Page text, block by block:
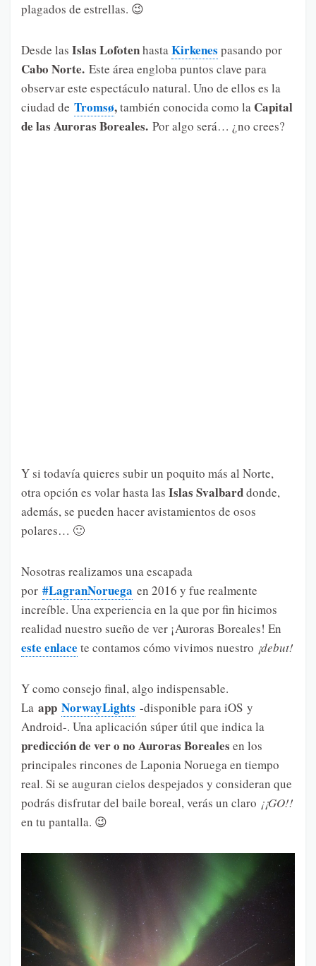
plagados de estrellas. 😉
Desde las Islas LofotenhastaKirkenes pasando por
Cabo Norte. Este área engloba puntos clave para
observar este espectáculo natural. Uno de ellos es la
ciudad de Tromsø,también conocida como la Capital
de las Auroras Boreales. Por algo será… ¿no crees?
Y si todavía quieres subir un poquito más al Norte,
otra opción es volar hasta las Islas Svalbarddonde,
además, se pueden hacer avistamientos de osos
polares… 🙂
Nosotras realizamos una escapada
por #LagranNoruega en 2016 y fue realmente
increíble. Una experiencia en la que por fin hicimos
realidad nuestro sueño de ver ¡Auroras Boreales! En
este enlace te contamos cómo vivimos nuestro ¡debut!
Y como consejo final, algo indispensable.
La app NorwayLights -disponible para iOS y
Android-. Una aplicación súper útil que indica la
predicción de ver o no Auroras Boreales en los
principales rincones de Laponia Noruega en tiempo
real. Si se auguran cielos despejados y consideran que
podrás disfrutar del baile boreal, verás un claro ¡¡GO!!
en tu pantalla. 😉